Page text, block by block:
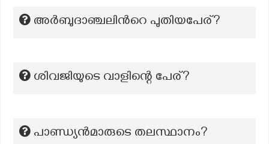
അർബുദാഞ്ചലിന്‍റെ പുതിയപേര്?
ശിവജിയുടെ വാളിന്റെ പേര്?
പാണ്ഡ്യൻമാരുടെ തലസ്ഥാനം?